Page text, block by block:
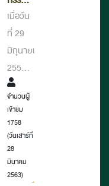
กองทุน
ส่งเสริม
งาน
จดหมายเหตุ
ตรวจ
ผลการ
ดำเนิน
งาน
เมื่อวัน
ที่ 29
มิถุนายน
2559
นาย
อนันต์
ชูโชติ
อธิบดี
กรม
ศิลปากร
จำนวนผู้
เข้าชม
1758
(วันเสาร์ที่
28
มีนาคม
2563)